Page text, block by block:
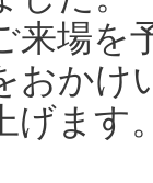
来場を
おかけ
上げます